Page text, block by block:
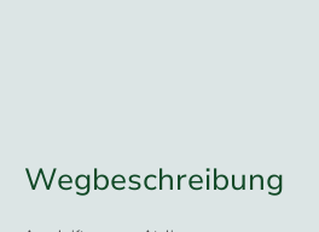
Wegbeschreibung